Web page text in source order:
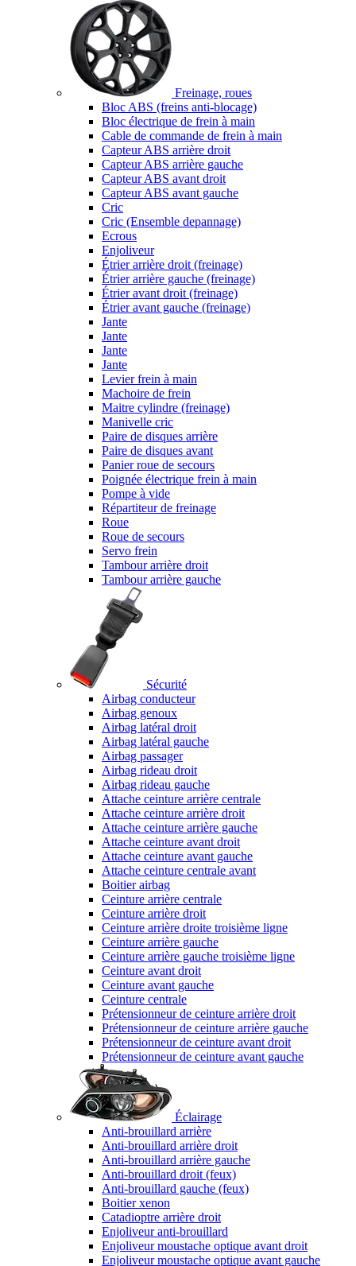
Freinage, roues
Bloc ABS (freins anti-blocage)
Bloc électrique de frein à main
Cable de commande de frein à main
Capteur ABS arrière droit
Capteur ABS arrière gauche
Capteur ABS avant droit
Capteur ABS avant gauche
Cric
Cric (Ensemble depannage)
Ecrous
Enjoliveur
Étrier arrière droit (freinage)
Étrier arrière gauche (freinage)
Étrier avant droit (freinage)
Étrier avant gauche (freinage)
Jante
Jante
Jante
Jante
Levier frein à main
Machoire de frein
Maitre cylindre (freinage)
Manivelle cric
Paire de disques arrière
Paire de disques avant
Panier roue de secours
Poignée électrique frein à main
Pompe à vide
Répartiteur de freinage
Roue
Roue de secours
Servo frein
Tambour arrière droit
Tambour arrière gauche
Sécurité
Airbag conducteur
Airbag genoux
Airbag latéral droit
Airbag latéral gauche
Airbag passager
Airbag rideau droit
Airbag rideau gauche
Attache ceinture arrière centrale
Attache ceinture arrière droit
Attache ceinture arrière gauche
Attache ceinture avant droit
Attache ceinture avant gauche
Attache ceinture centrale avant
Boitier airbag
Ceinture arrière centrale
Ceinture arrière droit
Ceinture arrière droite troisième ligne
Ceinture arrière gauche
Ceinture arrière gauche troisième ligne
Ceinture avant droit
Ceinture avant gauche
Ceinture centrale
Prétensionneur de ceinture arrière droit
Prétensionneur de ceinture arrière gauche
Prétensionneur de ceinture avant droit
Prétensionneur de ceinture avant gauche
Éclairage
Anti-brouillard arrière
Anti-brouillard arrière droit
Anti-brouillard arrière gauche
Anti-brouillard droit (feux)
Anti-brouillard gauche (feux)
Boitier xenon
Catadioptre arrière droit
Enjoliveur anti-brouillard
Enjoliveur moustache optique avant droit
Enjoliveur moustache optique avant gauche